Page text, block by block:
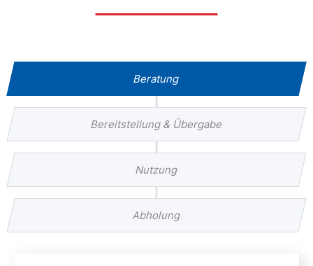
Beratung
Bereitstellung & Übergabe
Nutzung
Abholung